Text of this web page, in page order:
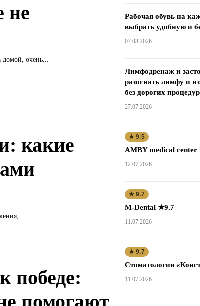
не
очень...
какие
победе:
Рабочая обувь на
выбрать удобную и
07.08.2026
Лимфодренаж и
разогнать лимфу и
без дорогих процедур
27.07.2026
★ 9.5
AMBY medical
12.07.2026
★ 9.7
M-Dental ★9.7
11.07.2026
★ 9.7
Стоматология
11.07.2026